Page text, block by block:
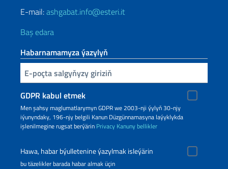
E-mail:ashgabat.info@esteri.it
Baş edara
Habarnamamyza ýazylyň
Inserisci la tua email
GDPR kabul etmek
Men şahsy maglumatlarymyn GDPR we 2003-nji ýylyň 30-njy
iýunyndaky, 196-njy belgili Kanun Düzgünnamasyna laýyklykda
işlenilmegine rugsat berýärin Privacy Kanuny bellikler
Hawa, habar býulletenine ýazylmak isleýärin
bu täzelikler barada habar almak üçin